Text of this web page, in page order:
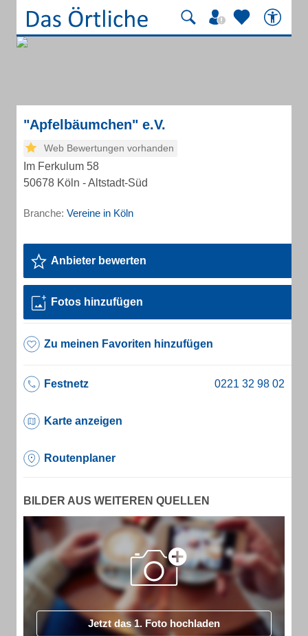
"Apfelbäumchen" e.V.
Web Bewertungen vorhanden
Im Ferkulum 58
50678 Köln - Altstadt-Süd
Branche: Vereine in Köln
Anbieter bewerten
Fotos hinzufügen
Zu meinen Favoriten hinzufügen
Festnetz
Karte anzeigen
Routenplaner
BILDER AUS WEITEREN QUELLEN
Jetzt das 1. Foto hochladen